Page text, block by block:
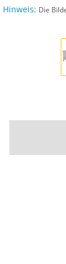
Hinweis: Die